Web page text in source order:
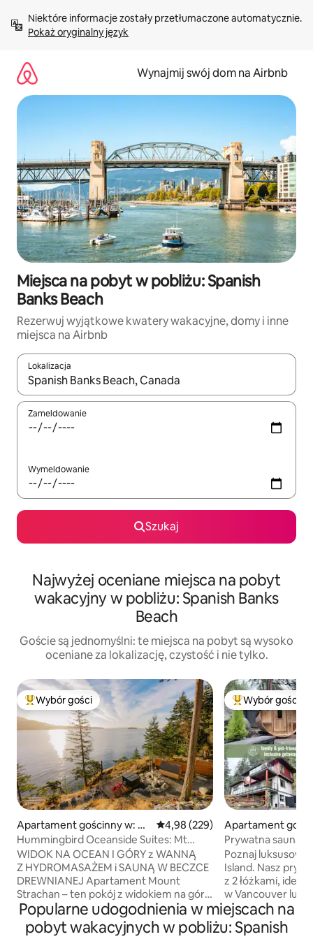
treści Pokaż oryginalny język
Wynajmij swój dom na Airbnb
Miejsca na pobyt w pobliżu: Spanish
Banks Beach
Rezerwuj wyjątkowe kwatery wakacyjne, domy i inne
miejsca na Airbnb
Lokalizacja
Gdy wyniki będą dostępne, możesz poruszać się po nich za
Zameldowanie
Wymeldowanie
Szukaj
Najwyżej oceniane miejsca na pobyt
wakacyjny w pobliżu: Spanish Banks
Beach
Goście są jednomyślni: te miejsca na pobyt są wysoko
oceniane za lokalizację, czystość i nie tylko.
Najpopularniejsze z kategorii Wybór gości
Wybór gości
Apartament gościnny w: Bo
wen Island
Średnia ocena: 4,98 na 5, liczba
4,98 (229)
Hummingbird Oceanside Suites: Mt
Strachan Suite
WIDOK NA OCEAN I GÓRY z WANNĄ
Z HYDROMASAŻEM i SAUNĄ W BECZCE
DREWNIANEJ Apartament Mount
Strachan – ten pokój z widokiem na góry
ma okna, które zapewniają
panoramiczne widoki na górę Strachan i
cieśninę Howe Sound. Apartament jest
Wybór gości
Apartament
wen Island
Prywatna sauna i
Bowen Island
Poznaj
Island. Nasz
z 2 łóżkami,
w Vancouver lub
znajduje się 5
Goście mają
Cedarwood,
Popularne udogodnienia w miejscach na
pobyt wakacyjnych w pobliżu: Spanish